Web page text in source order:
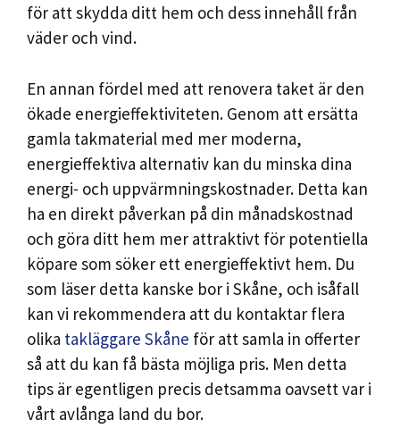
för att skydda ditt hem och dess innehåll från
väder och vind.
En annan fördel med att renovera taket är den
ökade energieffektiviteten. Genom att ersätta
gamla takmaterial med mer moderna,
energieffektiva alternativ kan du minska dina
energi- och uppvärmningskostnader. Detta kan
ha en direkt påverkan på din månadskostnad
och göra ditt hem mer attraktivt för potentiella
köpare som söker ett energieffektivt hem. Du
som läser detta kanske bor i Skåne, och isåfall
kan vi rekommendera att du kontaktar flera
olika takläggare Skåne för att samla in offerter
så att du kan få bästa möjliga pris. Men detta
tips är egentligen precis detsamma oavsett var i
vårt avlånga land du bor.